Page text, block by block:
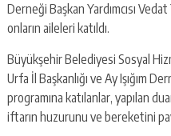
Derneği Başkan Yardımcısı
onların aileleri katıldı.
Büyükşehir Belediyesi Sosyal
Urfa İl Başkanlığı ve Ay Işığım
programına katılanlar, yapılan
iftarın huzurunu ve bereketini